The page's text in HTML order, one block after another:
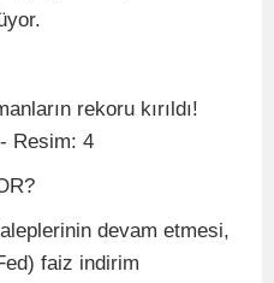
devam etmesi,
faiz indirim